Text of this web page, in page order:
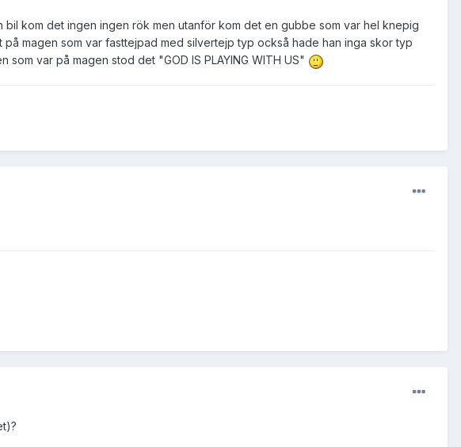
kom det ingen ingen rök men utanför kom det en gubbe som var hel knepig
magen som var fasttejpad med silvertejp typ också hade han inga skor typ
var på magen stod det "GOD IS PLAYING WITH US"